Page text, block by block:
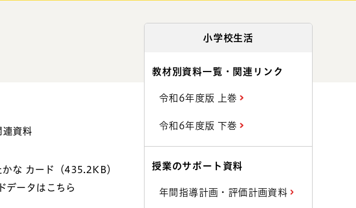
連資料
な カード（435.2KB）
データはこちら
小学校生活
教材別資料一覧・関連リンク
令和6年度版 上巻
令和6年度版 下巻
授業のサポート資料
年間指導計画・評価計画資料